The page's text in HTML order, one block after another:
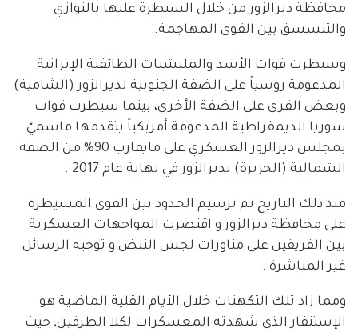
محافظة ديرالزور من خلال السيطرة عليها بالتوازي
والتنسسق بين القوى المهاجمة.
وسيطرت قوات الأسد والمليشيات الطائفية الإيرانية
المدعومة روسياً على الضفة الجنوبية لديرالزور (الشامية)
وبعض القرى على الضفة الأخرى، بينما سيطرت قوات
سوريا الديمقراطية المدعومة أمريكياً يتقدمها ماسميّ
بمجلس ديرالزور العسكري على مايقارب 90% من الضفة
الشمالية (الجزيرة) بديرالزور في نهاية عام 2017 .
منذ ذلك التاريخ تم ترسيم الحدود بين القوى المسيطرة
على محافظة ديرالزور و اقتصرت المواجهات العسكرية
بين الفريقين على مناورات لجس النبض و توجيه الرسائل
غير المباشرة .
ومما زاد تلك التكهنات خلال الأيام القلية الماضية هو
الإستنفار الذي شهدته المعسكرات لكلا الطرفين, حيث